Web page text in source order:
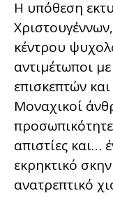
Η υπόθεση
κέντρου
αντιμέτωποι
επισκεπτών
Μοναχικοί
απιστίες και…
εκρηκτικό
ανατρεπτικό